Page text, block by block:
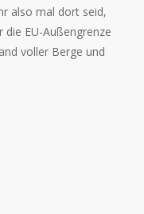
also mal dort seid,
die EU-Außengrenze
voller Berge und